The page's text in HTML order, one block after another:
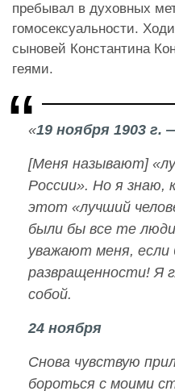
пребывал в духовных
гомосексуальности.
сыновей Константина
геями.
«19 ноября 1903 г.
[Меня называют]
России». Но я знаю,
этот «лучший
были бы все те
уважают меня, если
развращенности! Я
собой.
24 ноября
Снова чувствую
бороться с моими